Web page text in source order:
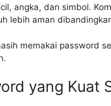
angka, dan simbol.
lebih aman
memakai password
yang Kuat